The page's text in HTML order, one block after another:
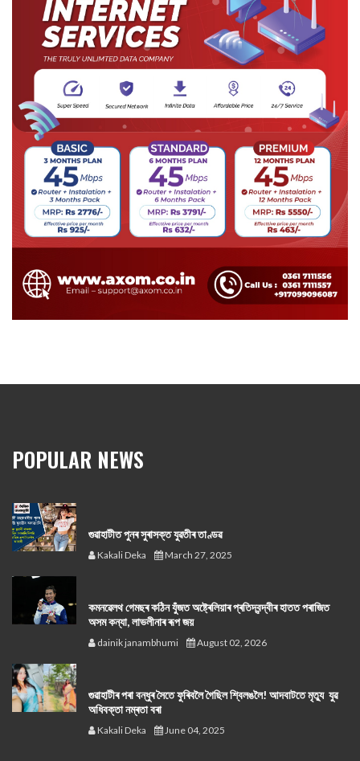
POPULAR NEWS
গুৱাহাটীত পুনৰ সুৰাসক্ত যুৱতীৰ তাণ্ডৱ
Kakali Deka March 27, 2025
কমনৱেলথ গেমছৰ কঠিন যুঁজত অষ্ট্ৰেলিয়াৰ প্ৰতিদ্বন্দ্বীৰ হাতত পৰাজিত
অসম কন্যা, লাভলীনাৰ ৰূপ জয়
dainik janambhumi August 02, 2026
গুৱাহাটীৰ পৰা বন্ধুৰ সৈতে ফুৰিবলৈ গৈছিল শ্বিলঙলৈ! আদবাটতে মৃত্যু যুৱ
অধিবক্তা নম্ৰতা বৰা
Kakali Deka June 04, 2025